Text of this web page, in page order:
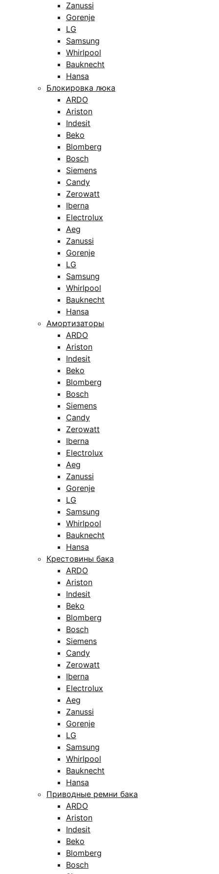
Zanussi
Gorenje
LG
Samsung
Whirlpool
Bauknecht
Hansa
Блокировка люка
ARDO
Ariston
Indesit
Beko
Blomberg
Bosch
Siemens
Candy
Zerowatt
Iberna
Electrolux
Aeg
Zanussi
Gorenje
LG
Samsung
Whirlpool
Bauknecht
Hansa
Амортизаторы
ARDO
Ariston
Indesit
Beko
Blomberg
Bosch
Siemens
Candy
Zerowatt
Iberna
Electrolux
Aeg
Zanussi
Gorenje
LG
Samsung
Whirlpool
Bauknecht
Hansa
Крестовины бака
ARDO
Ariston
Indesit
Beko
Blomberg
Bosch
Siemens
Candy
Zerowatt
Iberna
Electrolux
Aeg
Zanussi
Gorenje
LG
Samsung
Whirlpool
Bauknecht
Hansa
Приводные ремни бака
ARDO
Ariston
Indesit
Beko
Blomberg
Bosch